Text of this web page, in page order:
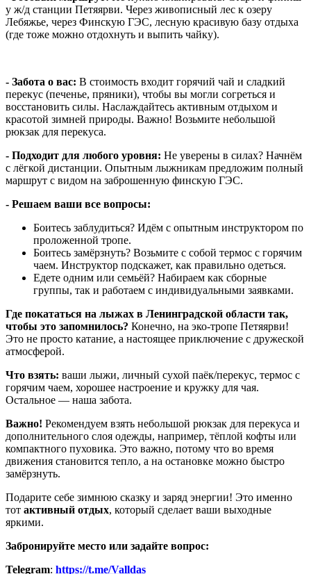
у ж/д станции Петяярви. Через живописный лес к озеру
Лебяжье, через Финскую ГЭС, лесную красивую базу отдыха
(где тоже можно отдохнуть и выпить чайку).
- Забота о вас: В стоимость входит горячий чай и сладкий
перекус (печенье, пряники), чтобы вы могли согреться и
восстановить силы. Наслаждайтесь активным отдыхом и
красотой зимней природы. Важно! Возьмите небольшой
рюкзак для перекуса.
- Подходит для любого уровня: Не уверены в силах? Начнём
с лёгкой дистанции. Опытным лыжникам предложим полный
маршрут с видом на заброшенную финскую ГЭС.
- Решаем ваши все вопросы:
Боитесь заблудиться? Идём с опытным инструктором по
проложенной тропе.
Боитесь замёрзнуть? Возьмите с собой термос с горячим
чаем. Инструктор подскажет, как правильно одеться.
Едете одним или семьёй? Набираем как сборные
группы, так и работаем с индивидуальными заявками.
Где покататься на лыжах в Ленинградской области так,
чтобы это запомнилось? Конечно, на эко-тропе Петяярви!
Это не просто катание, а настоящее приключение с дружеской
атмосферой.
Что взять: ваши лыжи, личный сухой паёк/перекус, термос с
горячим чаем, хорошее настроение и кружку для чая.
Остальное — наша забота.
Важно! Рекомендуем взять небольшой рюкзак для перекуса и
дополнительного слоя одежды, например, тёплой кофты или
компактного пуховика. Это важно, потому что во время
движения становится тепло, а на остановке можно быстро
замёрзнуть.
Подарите себе зимнюю сказку и заряд энергии! Это именно
тот активный отдых, который сделает ваши выходные
яркими.
Забронируйте место или задайте вопрос:
Telegram: https://t.me/Valldas